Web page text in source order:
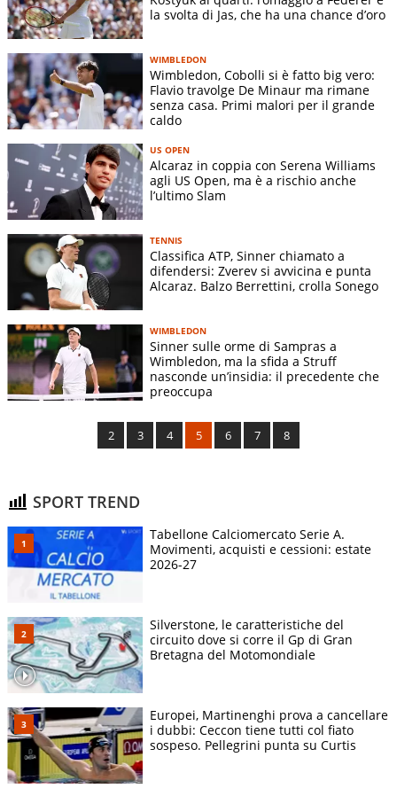
la svolta di Jas, che ha una chance d’oro
WIMBLEDON
Wimbledon, Cobolli si è fatto big vero:
Flavio travolge De Minaur ma rimane
senza casa. Primi malori per il grande
caldo
US OPEN
Alcaraz in coppia con Serena Williams
agli US Open, ma è a rischio anche
l’ultimo Slam
TENNIS
Classifica ATP, Sinner chiamato a
difendersi: Zverev si avvicina e punta
Alcaraz. Balzo Berrettini, crolla Sonego
WIMBLEDON
Sinner sulle orme di Sampras a
Wimbledon, ma la sfida a Struff
nasconde un’insidia: il precedente che
preoccupa
2 3 4 5 6 7 8
SPORT TREND
Tabellone Calciomercato Serie A.
Movimenti, acquisti e cessioni: estate
2026-27
Silverstone, le caratteristiche del
circuito dove si corre il Gp di Gran
Bretagna del Motomondiale
Europei, Martinenghi prova a cancellare
i dubbi: Ceccon tiene tutti col fiato
sospeso. Pellegrini punta su Curtis